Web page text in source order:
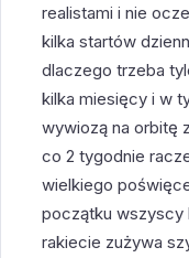
realistami i nie
kilka startów
dlaczego trzeba
kilka miesięcy i w
wywiozą na orbitę
co 2 tygodnie
wielkiego
początku wszyscy
rakiecie zużywa